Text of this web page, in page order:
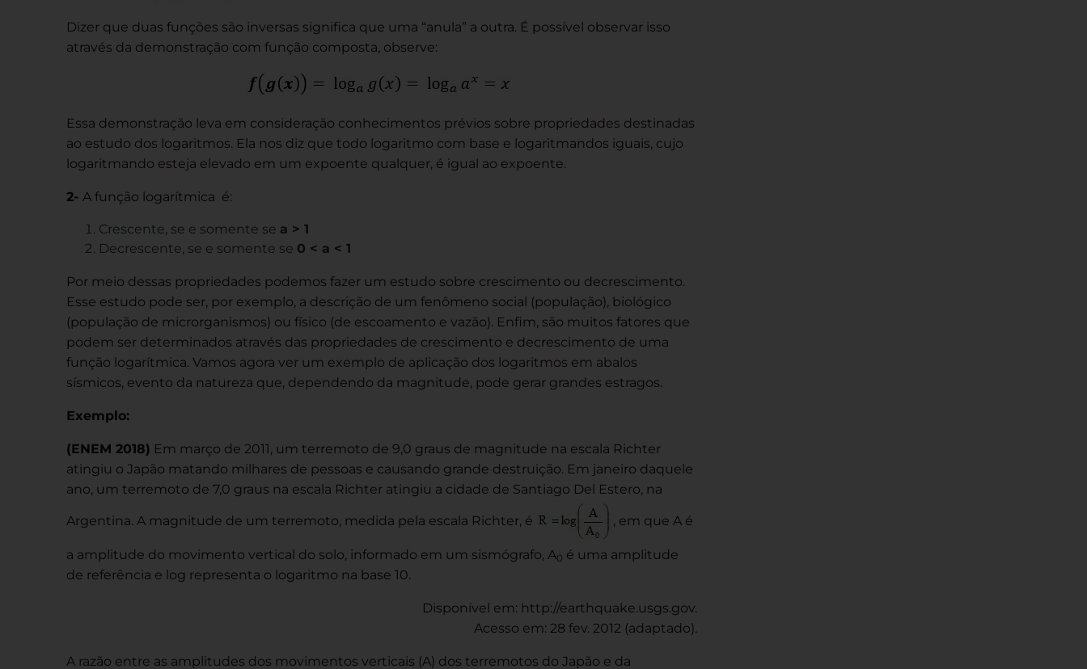
Dizer que duas funções são inversas significa que uma “anula” a outra. É possível observar isso
através da demonstração com função composta, observe:
Essa demonstração leva em consideração conhecimentos prévios sobre propriedades destinadas
ao estudo dos logaritmos. Ela nos diz que todo logaritmo com base e logaritmandos iguais, cujo
logaritmando esteja elevado em um expoente qualquer, é igual ao expoente.
2- A função logarítmica é:
Crescente, se e somente se a > 1
Decrescente, se e somente se 0 < a < 1
Por meio dessas propriedades podemos fazer um estudo sobre crescimento ou decrescimento.
Esse estudo pode ser, por exemplo, a descrição de um fenômeno social (população), biológico
(população de microrganismos) ou físico (de escoamento e vazão). Enfim, são muitos fatores que
podem ser determinados através das propriedades de crescimento e decrescimento de uma
função logarítmica. Vamos agora ver um exemplo de aplicação dos logaritmos em abalos
sísmicos, evento da natureza que, dependendo da magnitude, pode gerar grandes estragos.
Exemplo:
(ENEM 2018) Em março de 2011, um terremoto de 9,0 graus de magnitude na escala Richter
atingiu o Japão matando milhares de pessoas e causando grande destruição. Em janeiro daquele
ano, um terremoto de 7,0 graus na escala Richter atingiu a cidade de Santiago Del Estero, na
Argentina. A magnitude de um terremoto, medida pela escala Richter, é , em que A é
a amplitude do movimento vertical do solo, informado em um sismógrafo, A0 é uma amplitude
de referência e log representa o logaritmo na base 10.
Disponível em: http://earthquake.usgs.gov.
Acesso em: 28 fev. 2012 (adaptado).
A razão entre as amplitudes dos movimentos verticais (A) dos terremotos do Japão e da